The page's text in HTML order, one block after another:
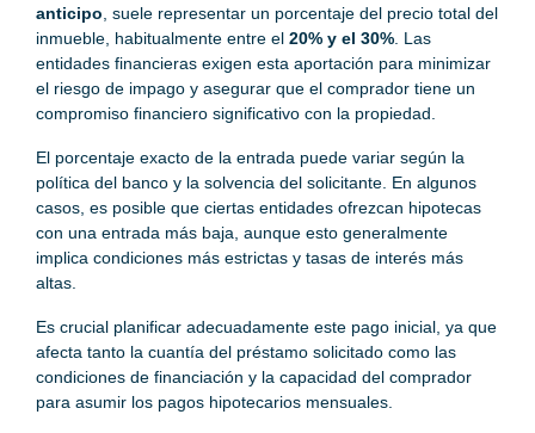
anticipo , suele representar un porcentaje del precio total del
inmueble, habitualmente entre el 20% y el 30% . Las
entidades financieras exigen esta aportación para minimizar
el riesgo de impago y asegurar que el comprador tiene un
compromiso financiero significativo con la propiedad.
El porcentaje exacto de la entrada puede variar según la
política del banco y la solvencia del solicitante. En algunos
casos, es posible que ciertas entidades ofrezcan hipotecas
con una entrada más baja, aunque esto generalmente
implica condiciones más estrictas y tasas de interés más
altas.
Es crucial planificar adecuadamente este pago inicial, ya que
afecta tanto la cuantía del préstamo solicitado como las
condiciones de financiación y la capacidad del comprador
para asumir los pagos hipotecarios mensuales.